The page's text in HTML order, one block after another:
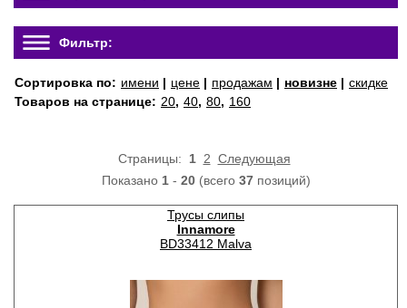
Фильтр:
Сортировка по: имени | цене | продажам | новизне | скидке
Товаров на странице: 20, 40, 80, 160
Страницы: 1 2 Следующая
Показано 1- 20(всего 37позиций)
Трусы слипы
Innamore
BD33412 Malva